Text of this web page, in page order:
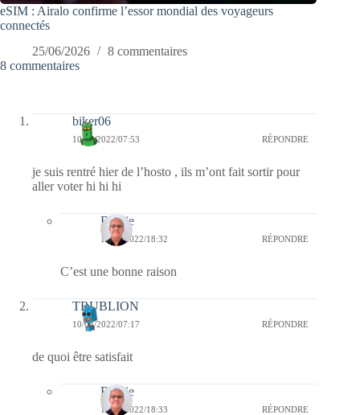
eSIM : Airalo confirme l’essor mondial des voyageurs
connectés
25/06/2026
8 commentaires
8 commentaires
biker06
10/04/2022/07:53 RÉPONDRE
je suis rentré hier de l’hosto , ils m’ont fait sortir pour
aller voter hi hi hi
Bernie
11/04/2022/18:32 RÉPONDRE
C’est une bonne raison
TRUBLION
10/04/2022/07:17 RÉPONDRE
de quoi être satisfait
Bernie
11/04/2022/18:33 RÉPONDRE